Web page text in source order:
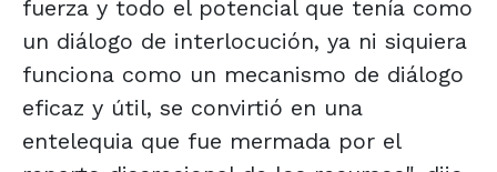
fuerza y todo el potencial que tenía como
un diálogo de interlocución, ya ni siquiera
funciona como un mecanismo de diálogo
eficaz y útil, se convirtió en una
entelequia que fue mermada por el